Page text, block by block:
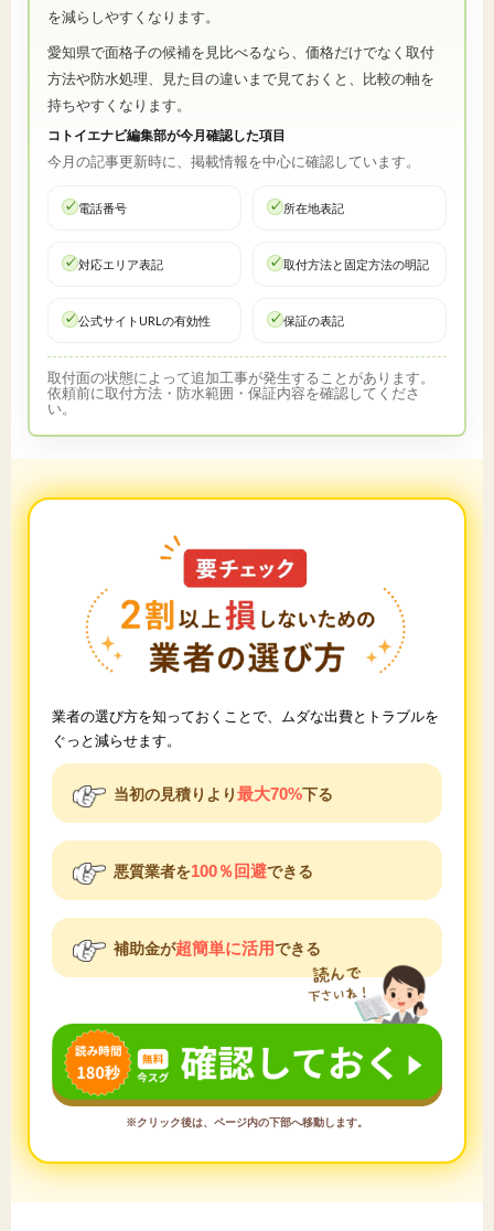
を減らしやすくなります。
愛知県で面格子の候補を見比べるなら、価格だけでなく取付
方法や防水処理、見た目の違いまで見ておくと、比較の軸を
持ちやすくなります。
コトイエナビ編集部が今月確認した項目
今月の記事更新時に、掲載情報を中心に確認しています。
電話番号 所在地表記
対応エリア表記 取付方法と固定方法の明記
公式サイトURLの有効性 保証の表記
取付面の状態によって追加工事が発生することがあります。
依頼前に取付方法・防水範囲・保証内容を確認してくださ
い。
業者の選び方を知っておくことで、ムダな出費とトラブルを
ぐっと減らせます。
当初の見積りより最大70%下る
悪質業者を100％回避できる
補助金が超簡単に活用できる
※クリック後は、ページ内の下部へ移動します。